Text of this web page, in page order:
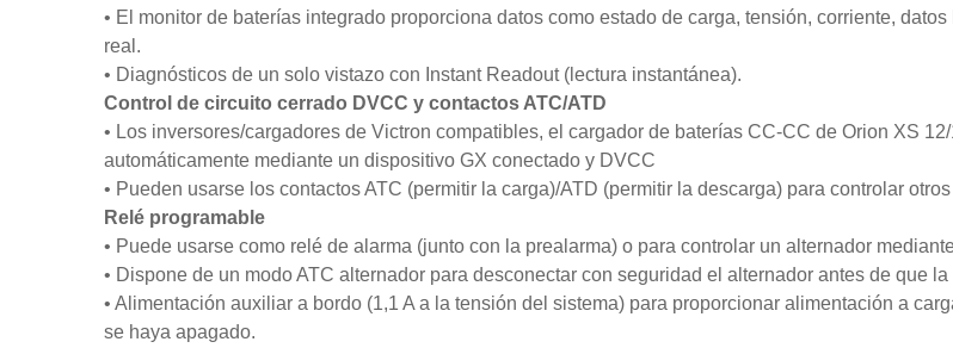
• El monitor de baterías integrado proporciona datos como estado de carga, tensión, corriente,
real.
• Diagnósticos de un solo vistazo con Instant Readout (lectura instantánea).
Control de circuito cerrado DVCC y contactos ATC/ATD
• Los inversores/cargadores de Victron compatibles, el cargador de baterías CC-CC de Orion XS
automáticamente mediante un dispositivo GX conectado y DVCC
• Pueden usarse los contactos ATC (permitir la carga)/ATD (permitir la descarga) para controlar
Relé programable
• Puede usarse como relé de alarma (junto con la prealarma) o para controlar un alternador
• Dispone de un modo ATC alternador para desconectar con seguridad el alternador antes de que
• Alimentación auxiliar a bordo (1,1 A a la tensión del sistema) para proporcionar alimentación a
se haya apagado.